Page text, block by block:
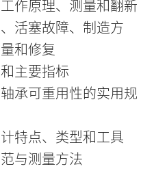
作原理、测量和翻新
活塞故障、制造方
和修复
主要指标
承可重用性的实用规
特点、类型和工具
与测量方法